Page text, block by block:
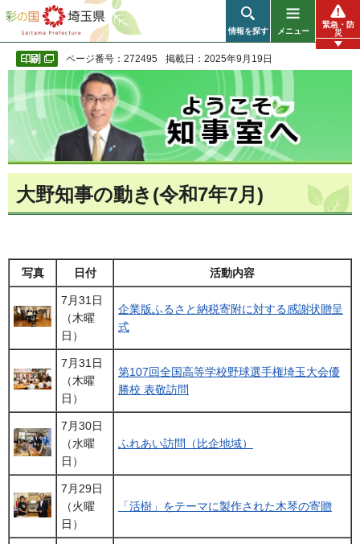
彩の国 埼玉県
情報を探す メニュー
緊急・防
災
ページ番号：272495 掲載日：2025年9月19日
大野知事の動き(令和7年7月)
写真 日付 活動内容
7月31日
（木曜
日）
企業版ふるさと納税寄附に対する感謝状贈呈
式
7月31日
（木曜
日）
第107回全国高等学校野球選手権埼玉大会優
勝校 表敬訪問
7月30日
（水曜
日）
ふれあい訪問（比企地域）
7月29日
（火曜
日）
「活樹」をテーマに製作された木琴の寄贈